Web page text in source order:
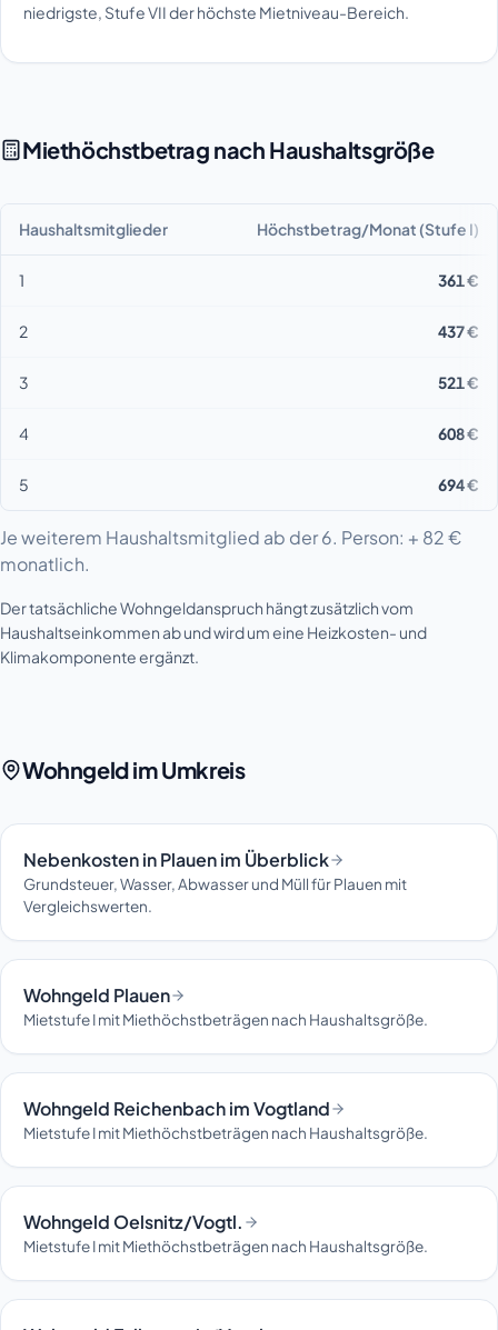
niedrigste, Stufe VII der höchste Mietniveau-Bereich.
Miethöchstbetrag nach Haushaltsgröße
Haushaltsmitglieder Höchstbetrag/Monat (Stufe I)
1 361 €
2 437 €
3 521 €
4 608 €
5 694 €
Je weiterem Haushaltsmitglied ab der 6. Person: + 82 €
monatlich.
Der tatsächliche Wohngeldanspruch hängt zusätzlich vom
Haushaltseinkommen ab und wird um eine Heizkosten- und
Klimakomponente ergänzt.
Wohngeld im Umkreis
Nebenkosten in Plauen im Überblick
Grundsteuer, Wasser, Abwasser und Müll für Plauen mit
Vergleichswerten.
Wohngeld Plauen
Mietstufe I mit Miethöchstbeträgen nach Haushaltsgröße.
Wohngeld Reichenbach im Vogtland
Mietstufe I mit Miethöchstbeträgen nach Haushaltsgröße.
Wohngeld Oelsnitz/Vogtl.
Mietstufe I mit Miethöchstbeträgen nach Haushaltsgröße.